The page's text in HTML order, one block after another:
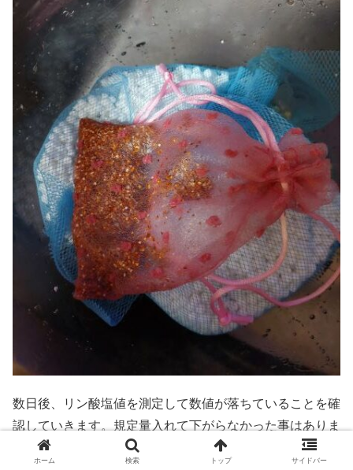
数日後、リン酸塩値を測定して数値が落ちていることを確
認していきます。規定量入れて下がらなかった事はありま
せんが、もしも下がってないようでしたら、追加するよう
ホーム 検索 トップ サイドバー